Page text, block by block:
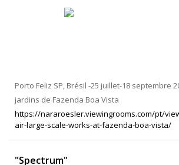
Porto Feliz SP, Brésil -25 juillet-18 septembre
jardins de Fazenda Boa Vista
https://nararoesler.viewingrooms.com/pt/
air-large-scale-works-at-fazenda-boa-vista/
"Spectrum"